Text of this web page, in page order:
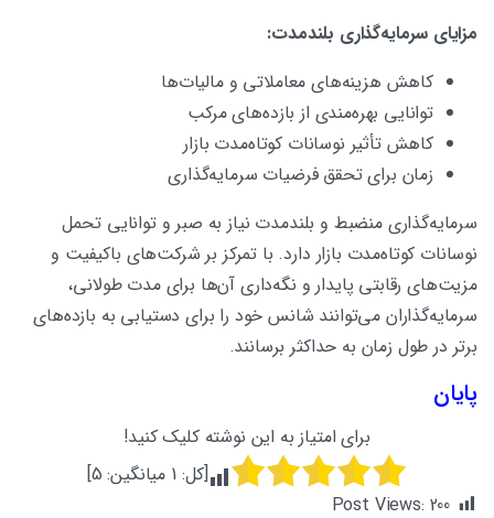
مزایای سرمایه‌گذاری بلندمدت:
کاهش هزینه‌های معاملاتی و مالیات‌ها
توانایی بهره‌مندی از بازده‌های مرکب
کاهش تأثیر نوسانات کوتاه‌مدت بازار
زمان برای تحقق فرضیات سرمایه‌گذاری
سرمایه‌گذاری منضبط و بلندمدت نیاز به صبر و توانایی تحمل
نوسانات کوتاه‌مدت بازار دارد. با تمرکز بر شرکت‌های باکیفیت و
مزیت‌های رقابتی پایدار و نگه‌داری آن‌ها برای مدت طولانی،
سرمایه‌گذاران می‌توانند شانس خود را برای دستیابی به بازده‌های
برتر در طول زمان به حداکثر برسانند.
پایان
برای امتیاز به این نوشته کلیک کنید!
[کل:1 میانگین: 5
]
Post Views: 200